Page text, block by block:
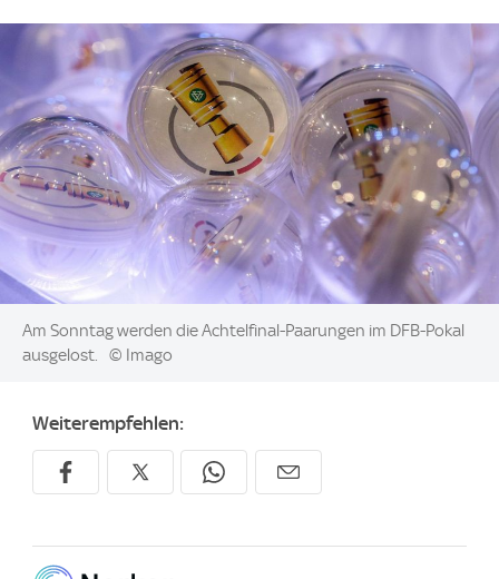
Image:
Am Sonntag werden die Achtelfinal-Paarungen im DFB-Pokal
ausgelost.
© Imago
Weiterempfehlen: